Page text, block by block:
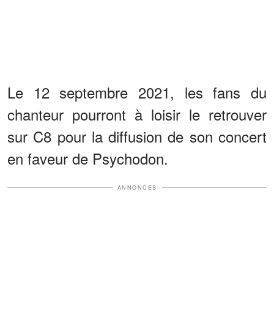
Le 12 septembre 2021, les fans du
chanteur pourront à loisir le retrouver
sur C8 pour la diffusion de son concert
en faveur de Psychodon.
ANNONCES